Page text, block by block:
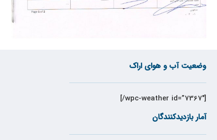
وضعیت آب و هوای اراک
[wpc-weather id=”7367″/]
آمار بازدیدکنندگان